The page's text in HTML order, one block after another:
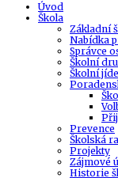
Úvod
Škola
Základní
Nabídka
Správce
Školní
Školní
Prevence
Školská
Projekty
Zájmové
Historie